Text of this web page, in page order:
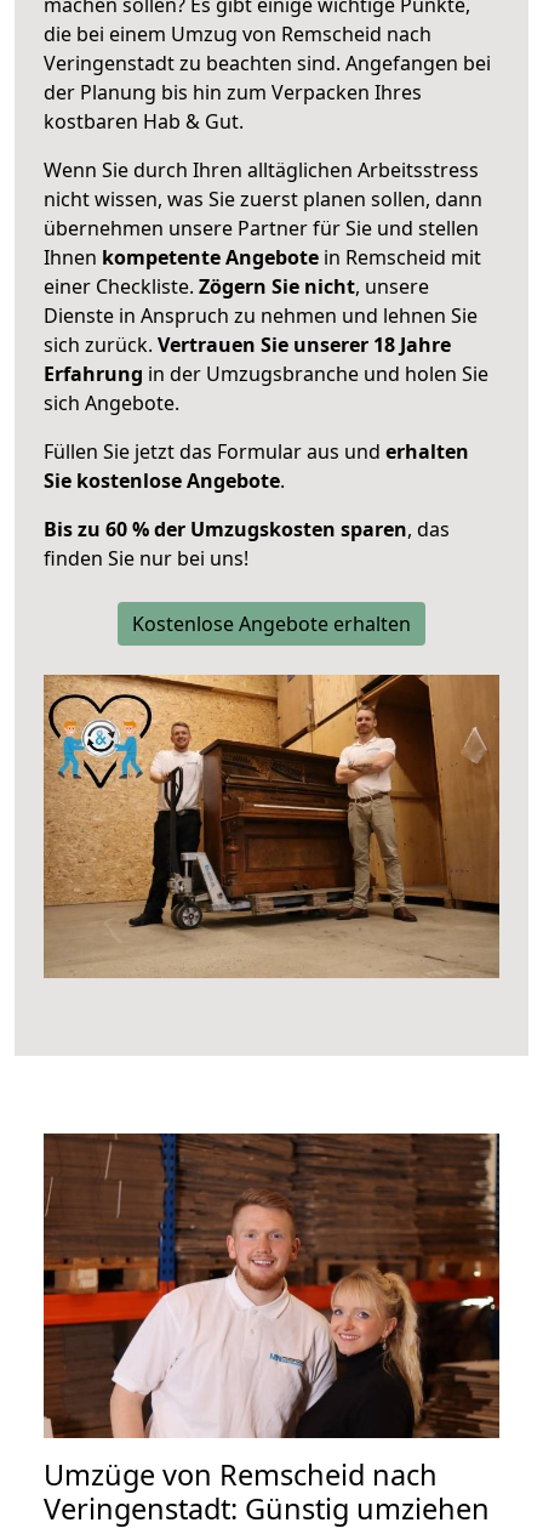
die bei einem Umzug von Remscheid nach
Veringenstadt zu beachten sind. Angefangen bei
der Planung bis hin zum Verpacken Ihres
kostbaren Hab & Gut.
Wenn Sie durch Ihren alltäglichen Arbeitsstress
nicht wissen, was Sie zuerst planen sollen, dann
übernehmen unsere Partner für Sie und stellen
Ihnen kompetente Angebote in Remscheid mit
einer Checkliste. Zögern Sie nicht, unsere
Dienste in Anspruch zu nehmen und lehnen Sie
sich zurück. Vertrauen Sie unserer 18 Jahre
Erfahrung in der Umzugsbranche und holen Sie
sich Angebote.
Füllen Sie jetzt das Formular aus und erhalten
Sie kostenlose Angebote.
Bis zu 60 % der Umzugskosten sparen, das
finden Sie nur bei uns!
Kostenlose Angebote erhalten
Umzüge von Remscheid nach
Veringenstadt: Günstig umziehen